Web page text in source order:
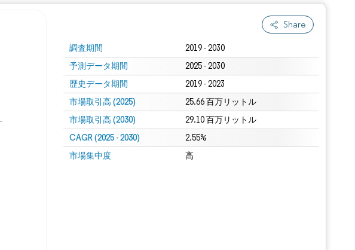
Share
調査期間 2019 - 2030
予測データ期間 2025 - 2030
歴史データ期間 2019 - 2023
市場取引高 (2025) 25.66 百万リットル
市場取引高 (2030) 29.10 百万リットル
CAGR (2025 - 2030) 2.55%
市場集中度 高